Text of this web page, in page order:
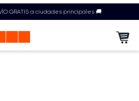
GRATIS a ciudades principales 🚚